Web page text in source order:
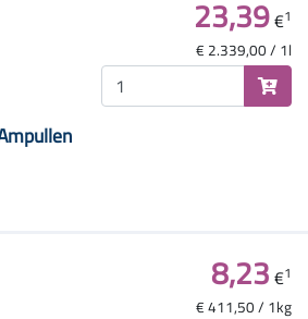
23,39€1
€ 2.339,00 / 1l
8,23€1
€ 411,50 / 1kg